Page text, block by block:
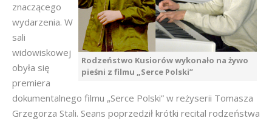
Rodzeństwo Kusiorów wykonało na żywo
pieśni z filmu „Serce Polski”
znaczącego
wydarzenia. W
sali
widowiskowej
obyła się
premiera
dokumentalnego filmu „Serce Polski” w reżyserii Tomasza
Grzegorza Stali. Seans poprzedził krótki recital rodzeństwa